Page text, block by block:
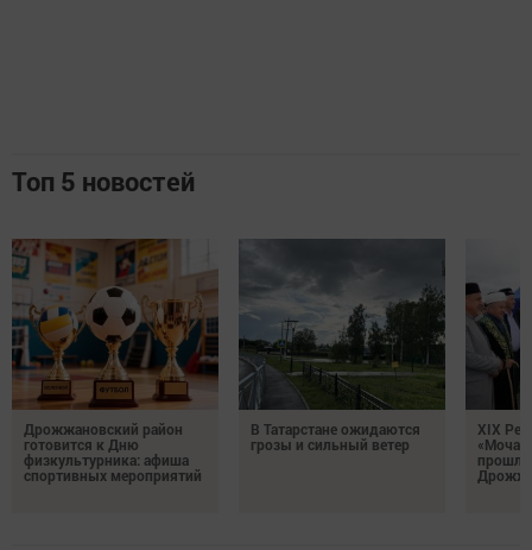
Топ 5 новостей
Дрожжановский район
готовится к Дню
физкультурника: афиша
спортивных мероприятий
В Татарстане ожидаются
грозы и сильный ветер
XIX